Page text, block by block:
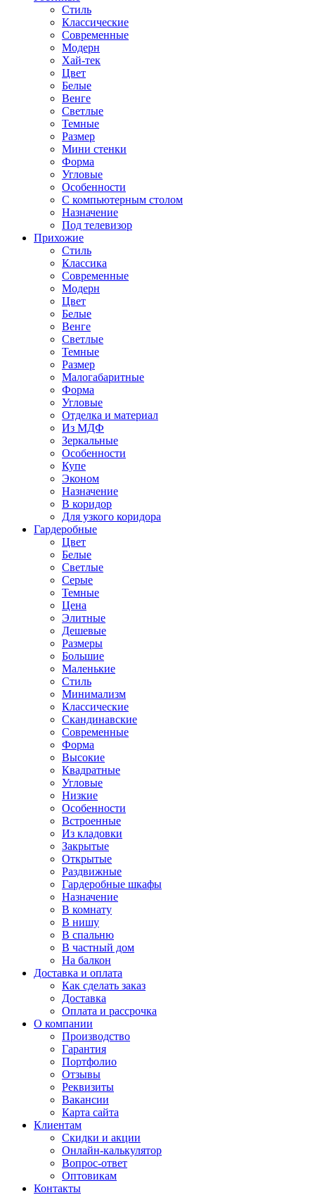
Стиль
Классические
Современные
Модерн
Хай-тек
Цвет
Белые
Венге
Светлые
Темные
Размер
Мини стенки
Форма
Угловые
Особенности
С компьютерным столом
Назначение
Под телевизор
Прихожие
Стиль
Классика
Современные
Модерн
Цвет
Белые
Венге
Светлые
Темные
Размер
Малогабаритные
Форма
Угловые
Отделка и материал
Из МДФ
Зеркальные
Особенности
Купе
Эконом
Назначение
В коридор
Для узкого коридора
Гардеробные
Цвет
Белые
Светлые
Серые
Темные
Цена
Элитные
Дешевые
Размеры
Большие
Маленькие
Стиль
Минимализм
Классические
Скандинавские
Современные
Форма
Высокие
Квадратные
Угловые
Низкие
Особенности
Встроенные
Из кладовки
Закрытые
Открытые
Раздвижные
Гардеробные шкафы
Назначение
В комнату
В нишу
В спальню
В частный дом
На балкон
Доставка и оплата
Как сделать заказ
Доставка
Оплата и рассрочка
О компании
Производство
Гарантия
Портфолио
Отзывы
Реквизиты
Вакансии
Карта сайта
Клиентам
Скидки и акции
Онлайн-калькулятор
Вопрос-ответ
Оптовикам
Контакты